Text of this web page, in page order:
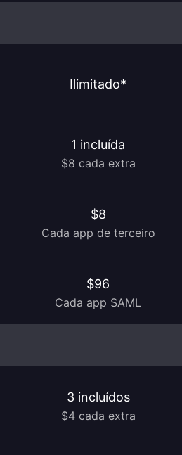
Ilimitado*
1 incluída
$8 cada extra
$8
Cada app de terceiro
$96
Cada app SAML
3 incluídos
$4 cada extra